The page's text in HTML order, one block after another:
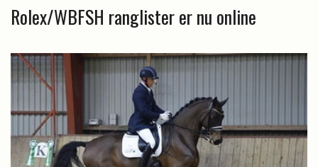
Rolex/WBFSH ranglister er nu online